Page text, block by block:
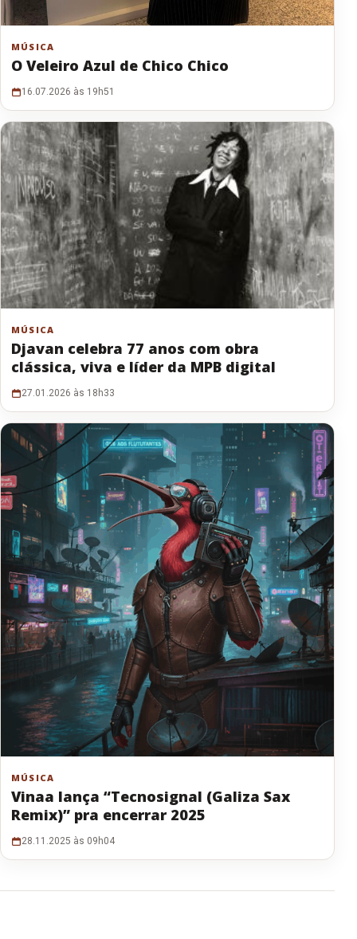
MÚSICA
O Veleiro Azul de Chico Chico
16.07.2026 às 19h51
MÚSICA
Djavan celebra 77 anos com obra
clássica, viva e líder da MPB digital
27.01.2026 às 18h33
MÚSICA
Vinaa lança “Tecnosignal (Galiza Sax
Remix)” pra encerrar 2025
28.11.2025 às 09h04